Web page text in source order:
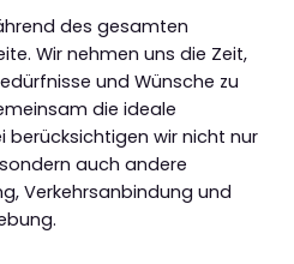
des gesamten
Wir nehmen uns die Zeit,
und Wünsche zu
die ideale
berücksichtigen wir nicht nur
auch andere
Verkehrsanbindung und